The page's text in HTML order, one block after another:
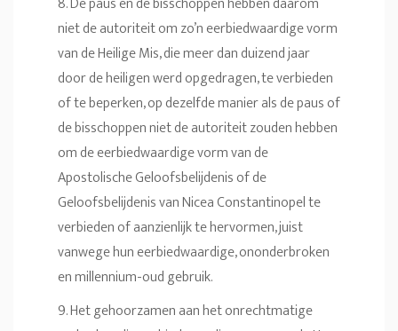
niet de autoriteit om zo’n eerbiedwaardige vorm
van de Heilige Mis, die meer dan duizend jaar
door de heiligen werd opgedragen, te verbieden
of te beperken, op dezelfde manier als de paus of
de bisschoppen niet de autoriteit zouden hebben
om de eerbiedwaardige vorm van de
Apostolische Geloofsbelijdenis of de
Geloofsbelijdenis van Nicea Constantinopel te
verbieden of aanzienlijk te hervormen, juist
vanwege hun eerbiedwaardige, ononderbroken
en millennium-oud gebruik.
9. Het gehoorzamen aan het onrechtmatige